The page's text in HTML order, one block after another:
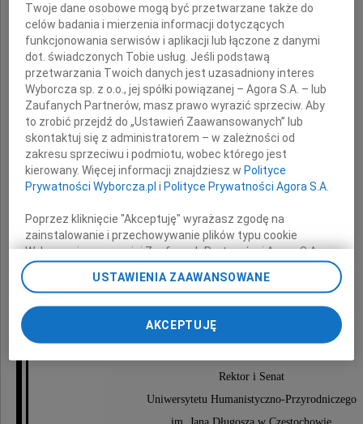
Andrzejowi Szewińskiemu
Zastępcy Prezydenta Miasta Częstochowa
wyrazy głębokiego współczucia
z powodu śmierci
Mamy
Rektor i Senat
Uniwersytetu Humanistyczno-Przyrodniczego
Twoje dane osobowe mogą być przetwarzane także do
celów badania i mierzenia informacji dotyczących
funkcjonowania serwisów i aplikacji lub łączone z danymi
dot. świadczonych Tobie usług. Jeśli podstawą
przetwarzania Twoich danych jest uzasadniony interes
Wyborcza sp. z o.o., jej spółki powiązanej – Agora S.A. – lub
Zaufanych Partnerów, masz prawo wyrazić sprzeciw. Aby
to zrobić przejdź do „Ustawień Zaawansowanych” lub
skontaktuj się z administratorem – w zależności od
zakresu sprzeciwu i podmiotu, wobec którego jest
kierowany. Więcej informacji znajdziesz wPolityce
Prywatności Wyborcza.pl iPolityce Prywatności Agora S.A.
Poprzez kliknięcie "Akceptuję" wyrażasz zgodę na
zainstalowanie i przechowywanie plików typu cookie
Wyborczej sp. z o. o. jej Zaufanych Partnerów i Agora S.A.
na Twoim urządzeniu końcowym. Możesz też w każdej
chwili zmienić swoje preferencje dot. plików cookie,
preferencjami dot. przetwarzania danych poprzez
odnośnik „Ustawienia prywatności” w stopce serwisu i
przechodząc do sekcji „Ustawienia zaawansowane”.
Zmiana ustawień plików cookie możliwa jest także za
USTAWIENIA ZAAWANSOWANE
AKCEPTUJĘ